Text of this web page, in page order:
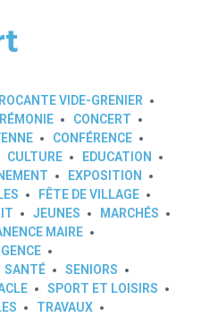
VIDE-GRENIER
CONCERT
CONFÉRENCE
CULTURE
EDUCATION
EXPOSITION
FÊTE DE VILLAGE
JEUNES
MARCHÉS
MAIRE
SANTÉ
SENIORS
SPORT ET LOISIRS
TRAVAUX